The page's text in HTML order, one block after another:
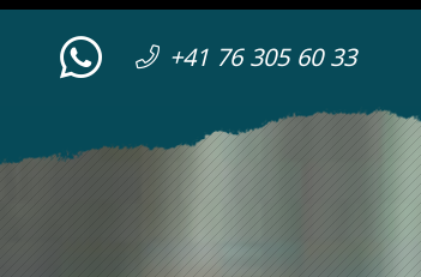
+41 76 305 60 33